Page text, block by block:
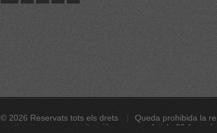
© 2026 Reservats tots els drets
Queda prohibida la
continguts sense autorització expressa. Article 32.1,